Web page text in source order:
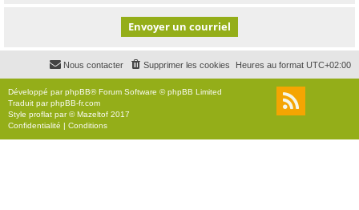
Heures au format UTC+02:00
Supprimer les cookies
Nous contacter
Développé parphpBB® Forum Software © phpBB Limited
Traduit parphpBB-fr.com
Style proflat par ©Mazeltof 2017
Confidentialité | Conditions